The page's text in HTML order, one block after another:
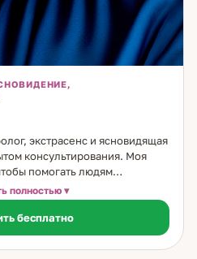
экстрасенс и ясновидящая
консультирования. Моя
помогать людям
ситуациях, особенно
и выбора пути. В
классические карты Таро,
системы позволяют
понять
полностью
бесплатно